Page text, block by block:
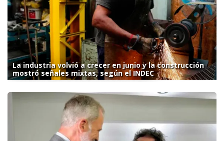
La industria volvió a crecer en junio y la construcción
mostró señales mixtas, según el INDEC